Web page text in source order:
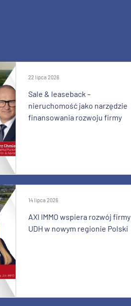
22 lipca 2026
Sale & leaseback –
nieruchomość jako narzędzie
finansowania rozwoju firmy
14 lipca 2026
AXI IMMO wspiera rozwój firmy
UDH w nowym regionie Polski